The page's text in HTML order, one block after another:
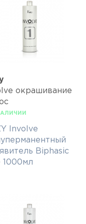
окрашивание
Involve
Biphasic
1000мл